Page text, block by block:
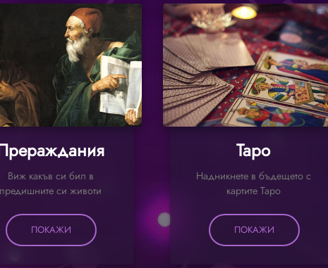
Виж какъв си бил в
предишните си животи
ПОКАЖИ
Таро
Надникнете в бъдещето с
картите Таро
ПОКАЖИ